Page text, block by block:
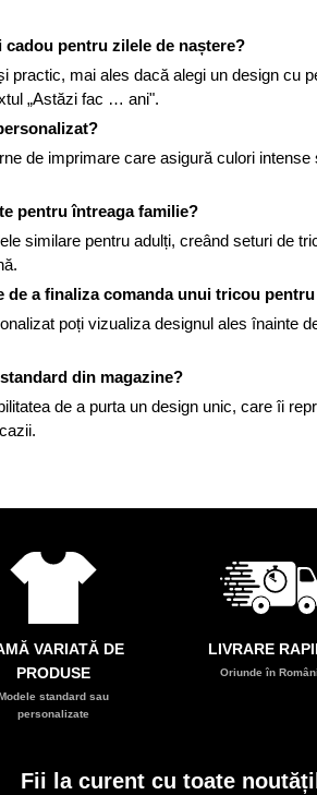
pentru zilele de naștere?
practic, mai ales dacă alegi un design
„Astăzi fac … ani".
de imprimare care asigură culori
pentru întreaga familie?
similare pentru adulți, creând seturi de
a finaliza comanda unui tricou
poți vizualiza designul ales înainte
din magazine?
de a purta un design unic, care îi
VARIATĂ DE
PRODUSE
standard sau
personalizate
LIVRARE
Oriunde în
Fii la curent cu toate